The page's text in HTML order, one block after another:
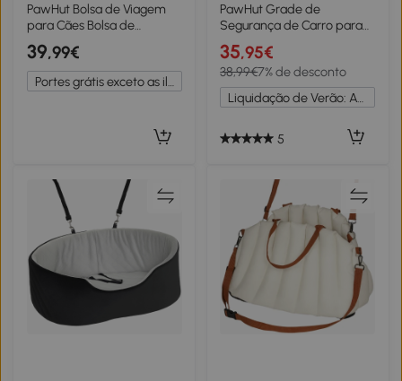
PawHut Bolsa de Viagem
para Cães Bolsa de
Recompensas com 2
Recipientes de Ração e
Tigela Dobrável Bolsos
Cinzento Claro
39,99€
PawHut Grade de
Segurança de Carro para
Cães Ajustável em Largura
e Altura 87-135x85x120cm
Grade Separadora para
Porta Malas de Carro
Universal Metal Preto
35,95€
38,99€7% de desconto
5